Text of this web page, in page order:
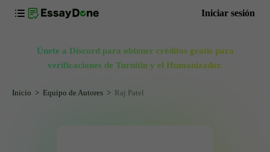
Iniciar sesión
Únete a Discord para obtener créditos gratis para
verificaciones de Turnitin y el Humanizador.
Inicio Equipo de Autores Raj Patel